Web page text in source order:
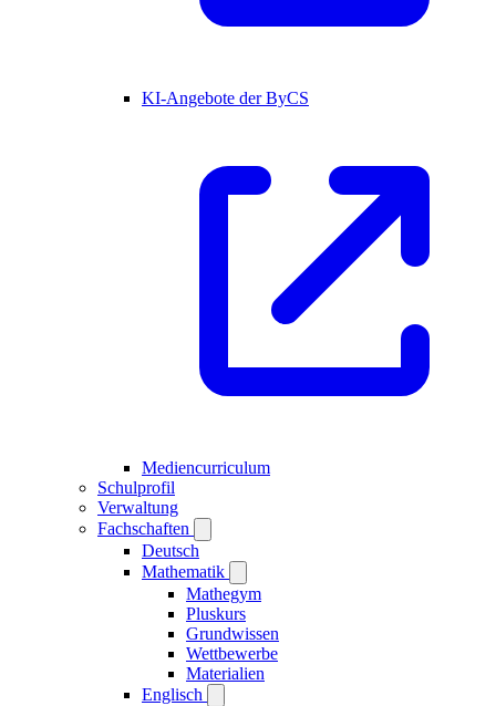
KI-Angebote der ByCS
Mediencurriculum
Schulprofil
Verwaltung
Fachschaften
Deutsch
Mathematik
Mathegym
Pluskurs
Grundwissen
Wettbewerbe
Materialien
Englisch